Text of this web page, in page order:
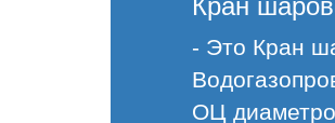
Кран
- Это Кран
ОЦ